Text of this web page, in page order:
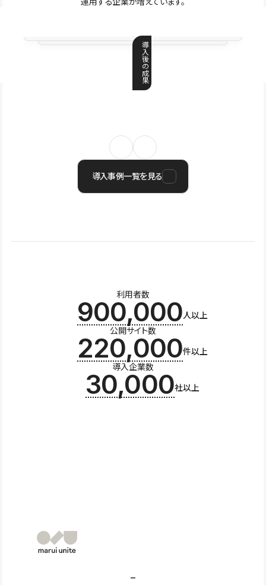
導
入
後
の
成
果
導入事例一覧を見る
利用者数
900,000人以上
公開サイト数
220,000件以上
導入企業数
30,000社以上